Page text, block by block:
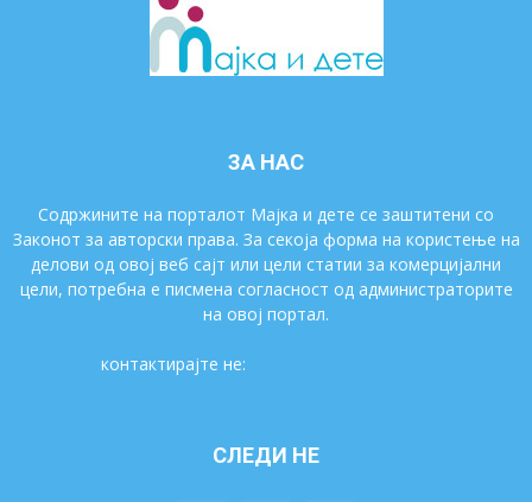
ЗА НАС
Содржините на порталот Мајка и дете се заштитени со
Законот за авторски права. За секоја форма на користење на
делови од овој веб сајт или цели статии за комерцијални
цели, потребна е писмена согласност од администраторите
на овој портал.
контактирајте не:
СЛЕДИ НЕ